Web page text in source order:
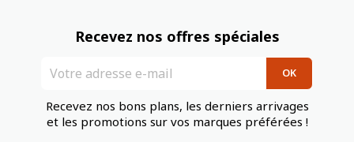
Recevez nos offres spéciales
Recevez nos bons plans, les derniers arrivages
et les promotions sur vos marques préférées !